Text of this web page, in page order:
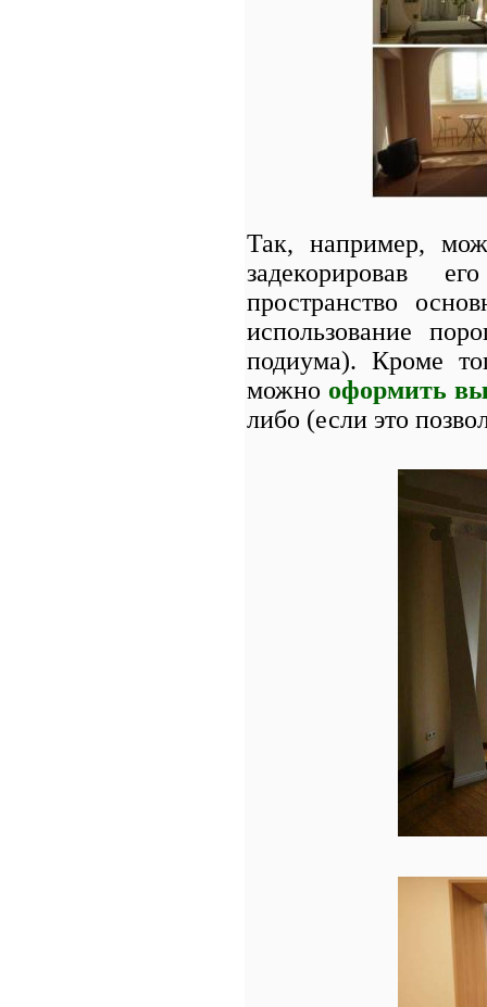
Так, например,
задекорировав
пространство
использование
подиума). Кроме
можно оформить
либо (если это